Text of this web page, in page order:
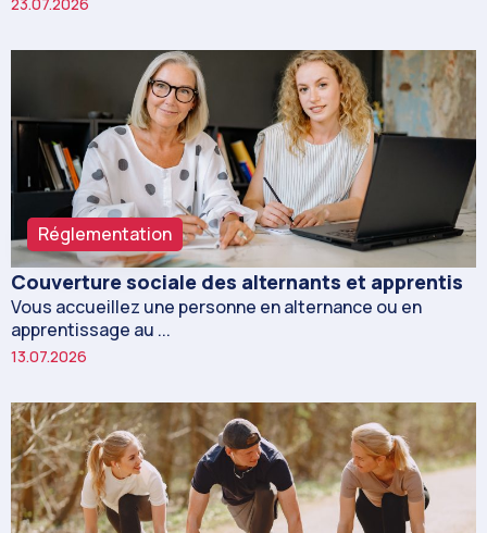
Réglementation
Couverture sociale des alternants et apprentis
Vous accueillez une personne en alternance ou en
apprentissage au ...
13.07.2026